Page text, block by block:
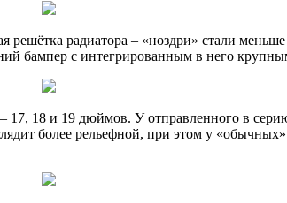
радиатора – «ноздри» стали
бампер с интегрированным в него
18 и 19 дюймов. У отправленного в
более рельефной, при этом у